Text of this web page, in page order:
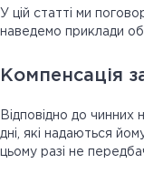
У цій статті ми
наведемо приклади
Компенсація
Відповідно до чинних
дні, які надаються
цьому разі не